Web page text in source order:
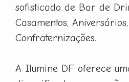
sofisticado de Bar de
Casamentos,
Confraternizações.
A Ilumine DF oferece